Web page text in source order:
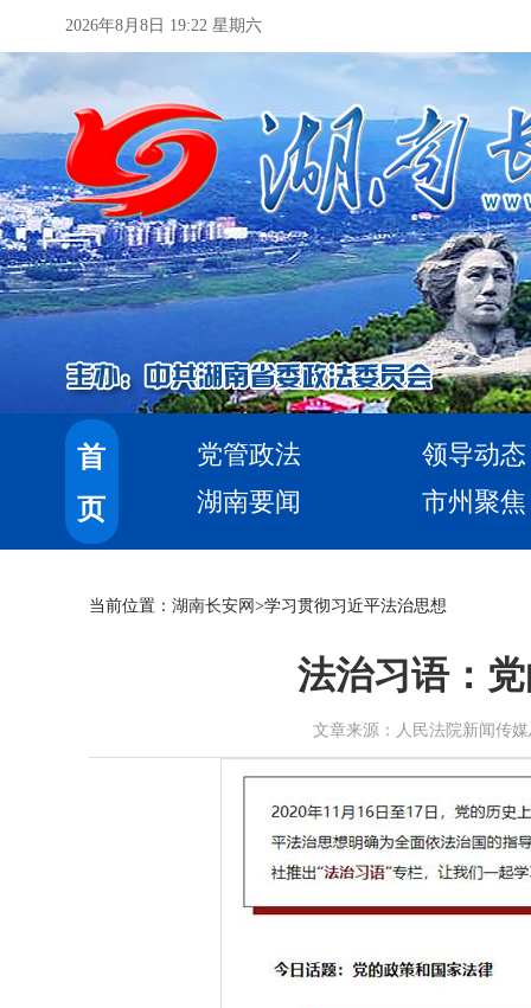
2026年8月8日 19:22 星期六
首
页
党管政法
领导动态
湖南要闻
市州聚焦
当前位置： 湖南长安网 >学习贯彻习近平法治思想
法治习语：
文章来源：人民法院新闻传